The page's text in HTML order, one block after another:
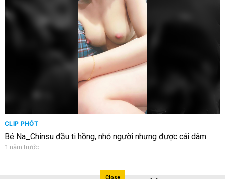
CLIP PHỐT
Bé Na_Chinsu đầu ti hồng, nhỏ người nhưng được cái dâm
1 năm trước
Close